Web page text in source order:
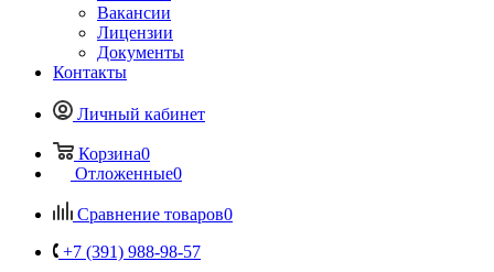
Вакансии
Лицензии
Документы
Контакты
Личный кабинет
Корзина0
Отложенные0
Сравнение товаров0
+7 (391) 988-98-57